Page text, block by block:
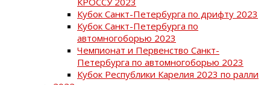
Кубок Санкт-Петербурга по дрифту 2023
Кубок Санкт-Петербурга по
автомногоборью 2023
Чемпионат и Первенство Санкт-
Петербурга по автомногоборью 2023
Кубок Республики Карелия 2023 по ралли